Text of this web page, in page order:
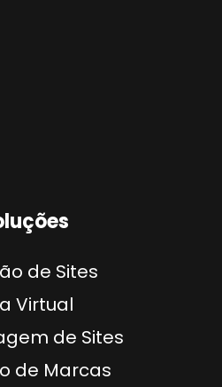
de Sites
Virtual
de Sites
de Marcas